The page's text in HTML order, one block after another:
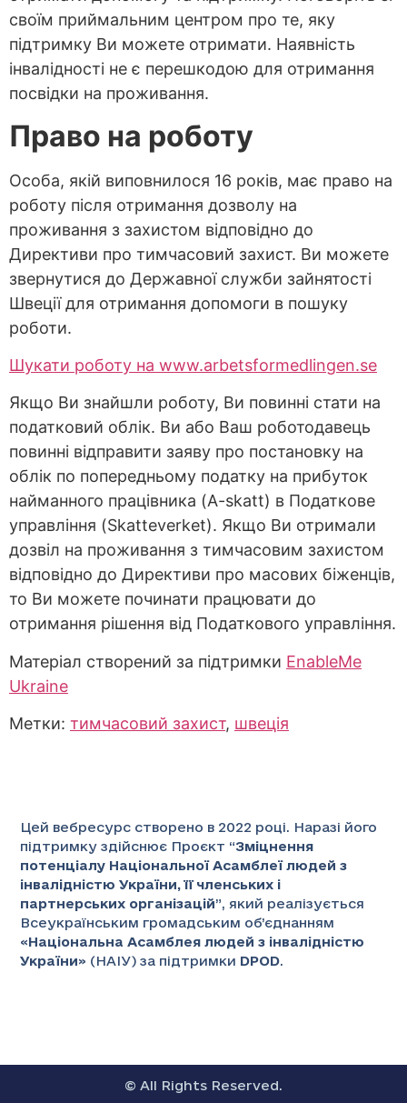
своїм приймальним центром про те, яку
підтримку Ви можете отримати. Наявність
інвалідності не є перешкодою для отримання
посвідки на проживання.
Право на роботу
Особа, якій виповнилося 16 років, має право на
роботу після отримання дозволу на
проживання з захистом відповідно до
Директиви про тимчасовий захист. Ви можете
звернутися до Державної служби зайнятості
Швеції для отримання допомоги в пошуку
роботи.
Шукати роботу на www.arbetsformedlingen.se
Якщо Ви знайшли роботу, Ви повинні стати на
податковий облік. Ви або Ваш роботодавець
повинні відправити заяву про постановку на
облік по попередньому податку на прибуток
найманного працівника (A-skatt) в Податкове
управління (Skatteverket). Якщо Ви отримали
дозвіл на проживання з тимчасовим захистом
відповідно до Директиви про масових біженців,
то Ви можете починати працювати до
отримання рішення від Податкового управління.
Матеріал створений за підтримки EnableMe
Ukraine
Метки: тимчасовий захист, швеція
Цей вебресурс створено в 2022 році. Наразі його
підтримку здійснює Проєкт “Зміцнення
потенціалу Національної Асамблеї людей з
інвалідністю України, її членських і
партнерських організацій”, який реалізується
Всеукраїнським громадським об’єднанням
«Національна Асамблея людей з інвалідністю
України» (НАІУ) за підтримки DPOD.
© All Rights Reserved.